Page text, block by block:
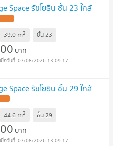
Space รัชโยธิน ชั้น 23 ใกล้
39.0 m2 ชั้น23
บาท
07/08/2026 13:09:17
Space รัชโยธิน ชั้น 29 ใกล้
44.6 m2 ชั้น29
บาท
07/08/2026 13:09:17